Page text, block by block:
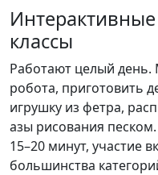
классы
Работают целый день.
робота, приготовить
игрушку из фетра,
азы рисования
15–20 минут, участие
большинства